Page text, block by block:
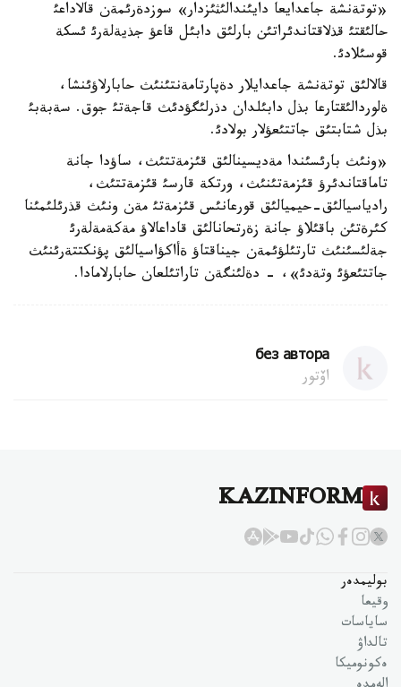
«توتةنشة جاعدايعا دايئندالئثئزدار» سوزدةرئمةن قالاداعئ
حالئقتئ قذلاقتاندئراتئن بارلئق دابئل قاعؤ جذيةلةرئ ئسكة
قوسئلادئ.
قالالئق توتةنشة جاعدايلار دةپارتامةنتئنئث حابارلاؤئنشا،
ةلوردالئقتارعا بذل دابئلدان دذرلئگؤدئث قاجةتئ جوق. سةبةبئ
بذل شتابتئق جاتتئعؤلار بولادئ.
«ونئث بارئسئندا مةديسينالئق قئزمةتتئث، ساؤدا جانة
تاماقتاندئرؤ قئزمةتئنئث، ورتكة قارسئ قئزمةتتئث،
رادياسيالئق-حيميالئق قورعانئس قئزمةتئ مةن ونئث قذرئلئمئنا
كئرةتئن باقئلاؤ جانة زةرتحانالئق قاداعالاؤ مةكةمةلةرئ
جةلئسئنئث تارتئلؤئمةن جيناقتاؤ ةأاكؤاسيالئق پؤنكتتةرئنئث
جاتتئعؤئ وتةدئ»، - دةلئنگةن تاراتئلعان حابارلامادا.
без автора
اۆتور
KAZINFORM
بوليمدەر
وقيعا
ساياسات
تالداۋ
ەكونوميكا